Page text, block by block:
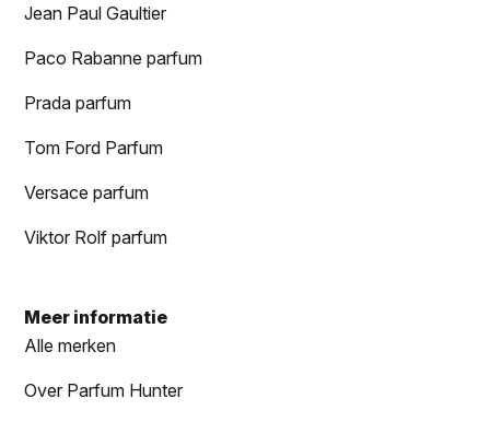
Jean Paul Gaultier
Paco Rabanne parfum
Prada parfum
Tom Ford Parfum
Versace parfum
Viktor Rolf parfum
Meer informatie
Alle merken
Over Parfum Hunter